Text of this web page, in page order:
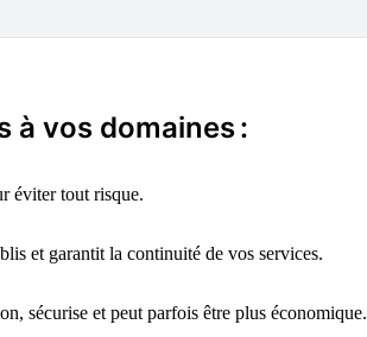
à vos domaines :
éviter tout risque.
et garantit la continuité de vos services.
sécurise et peut parfois être plus économique.